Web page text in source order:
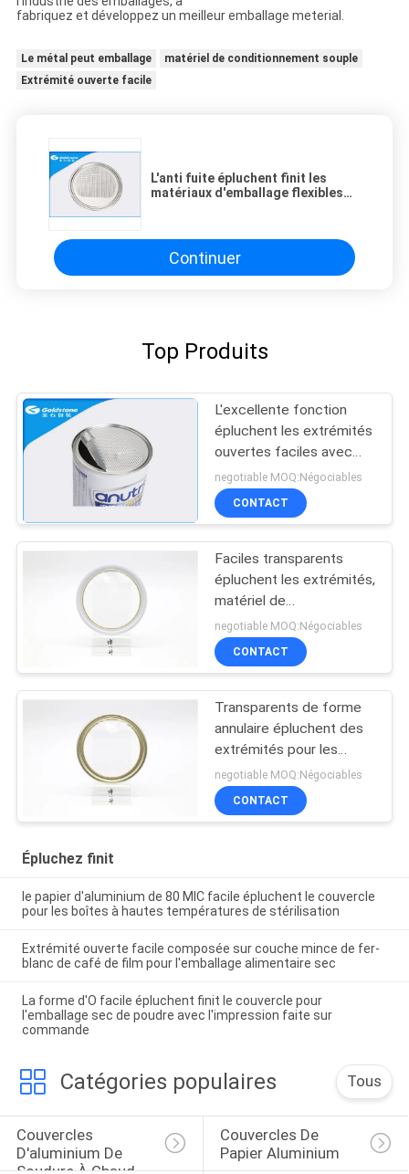
fabriquez et développez un meilleur emballage meterial.
Le métal peut emballage
matériel de conditionnement souple
Extrémité ouverte facile
L'anti fuite épluchent finit les
matériaux d'emballage flexibles
Continuer
Top Produits
L'excellente fonction
épluchent les extrémités
ouvertes faciles avec
des couvercles de boîte
en fer blanc pour les
marchandises sèches
negotiable MOQ:Négociables
CONTACT
Faciles transparents
épluchent les extrémités,
matériel de
conditionnement souple
pour les marchandises
sèches
negotiable MOQ:Négociables
CONTACT
Transparents de forme
annulaire épluchent des
extrémités pour les
boîtes à hautes
températures de
stérilisation
negotiable MOQ:Négociables
CONTACT
Épluchez finit
le papier d'aluminium de 80 MIC facile épluchent le couvercle
pour les boîtes à hautes températures de stérilisation
Extrémité ouverte facile composée sur couche mince de fer-
blanc de café de film pour l'emballage alimentaire sec
La forme d'O facile épluchent finit le couvercle pour
l'emballage sec de poudre avec l'impression faite sur
commande
Catégories populaires Tous
Couvercles
D'aluminium De
Couvercles De
Papier Aluminium